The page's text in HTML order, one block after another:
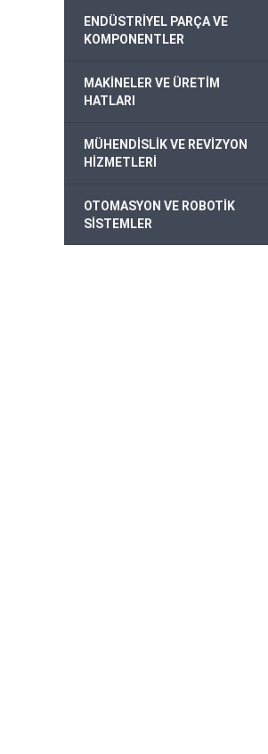
ENDÜSTRİYEL PARÇA VE
KOMPONENTLER
MAKİNELER VE ÜRETİM
HATLARI
MÜHENDİSLİK VE REVİZYON
HİZMETLERİ
OTOMASYON VE ROBOTİK
SİSTEMLER